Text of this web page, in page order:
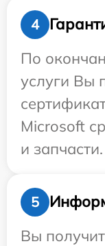
4
По
услуги Вы
Microsoft
и запчасти.
5
Вы